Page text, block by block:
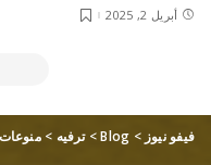
أبريل 2, 2025
فيفو نيوز >
Blog
>ترفيه >منوعات